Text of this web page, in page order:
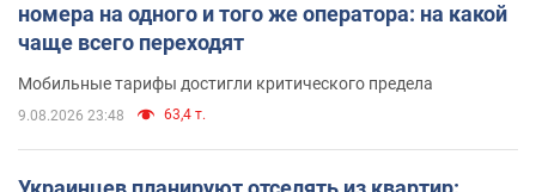
номера на одного и того же оператора: на какой
чаще всего переходят
Мобильные тарифы достигли критического предела
9.08.2026 23:48 63,4 т.